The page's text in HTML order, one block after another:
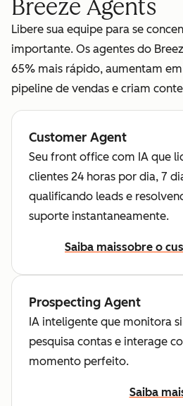
Breeze Agents
Libere sua equipe para se
importante. Os agentes do
65% mais rápido, aumentam
pipeline de vendas e criam
Customer Agent
Seu front office com IA que
clientes 24 horas por dia, 7
qualificando leads e
suporte instantaneamente.
Saiba maissobre o
Prospecting Agent
IA inteligente que monitora
pesquisa contas e interage
momento perfeito.
Saiba